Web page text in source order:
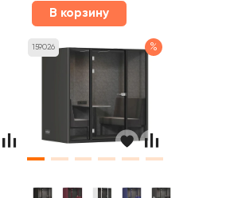
В корзину
159026 %